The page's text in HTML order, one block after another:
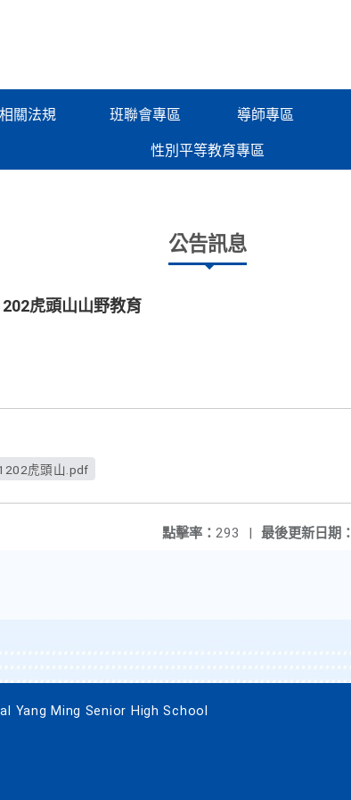
關法規 班聯會專區 導師專區
性別平等教育專區
公告訊息
虎頭山山野教育
虎頭山.pdf
最後更新日期：
點擊率： 293 |
Yang Ming Senior High School